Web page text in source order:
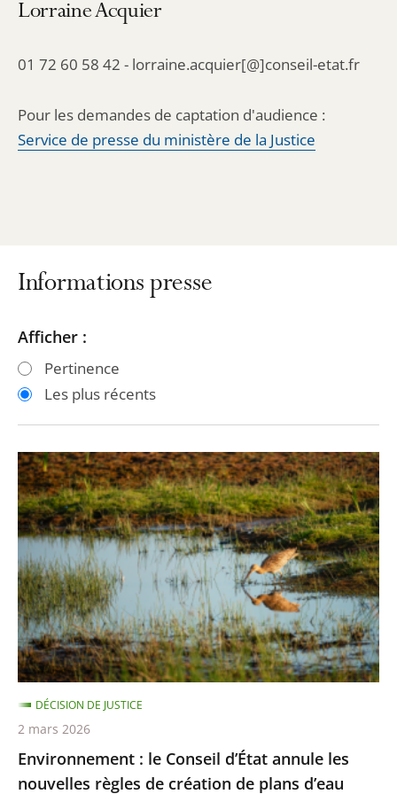
Lorraine Acquier
01 72 60 58 42 - lorraine.acquier[@]conseil-etat.fr
Pour les demandes de captation d'audience :
Service de presse du ministère de la Justice
Informations presse
Passer
les
filtres
après
Passer
les
filtres
avant
Afficher :
Pertinence
Les plus récents
Environnement
:
le
Conseil
d’État
annule
les
nouvelles
règles
de
création
de
plans
d’eau
Environnement : le Conseil d’État annule les
nouvelles règles de création de plans d’eau
DÉCISION DE JUSTICE
2 mars 2026